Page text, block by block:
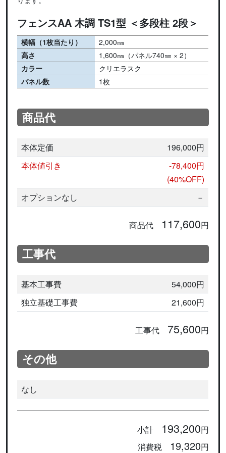
フェンスAA 木調 TS1型 ＜多段柱 2段＞
横幅（1枚当たり）
2,000㎜
高さ
1,600㎜（パネル740㎜ × 2）
カラー
クリエラスク
パネル数
1枚
商品代
本体定価
196,000円
本体値引き
-78,400円
(40%OFF)
オプションなし
－
商品代 117,600円
工事代
基本工事費
54,000円
独立基礎工事費
21,600円
工事代 75,600円
その他
なし
小計 193,200円
消費税 19,320円